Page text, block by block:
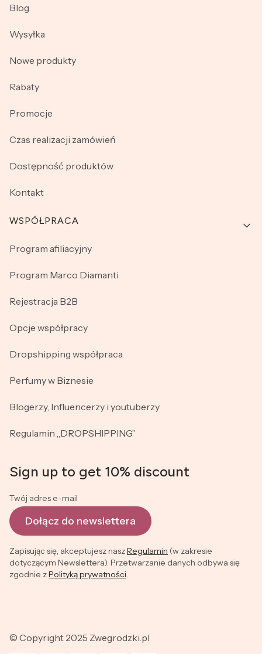
Blog
Wysyłka
Nowe produkty
Rabaty
Promocje
Czas realizacji zamówień
Dostępność produktów
Kontakt
WSPÓŁPRACA
Program afiliacyjny
Program Marco Diamanti
Rejestracja B2B
Opcje współpracy
Dropshipping współpraca
Perfumy w Biznesie
Blogerzy, Influencerzy i youtuberzy
Regulamin „DROPSHIPPING”
Sign up to get 10% discount
Twój adres e-mail
Dołącz do newslettera
Zapisując się, akceptujesz naszRegulamin (w zakresie
dotyczącym Newslettera). Przetwarzanie danych odbywa się
zgodnie zPolityką prywatności.
© Copyright 2025 Zwegrodzki.pl